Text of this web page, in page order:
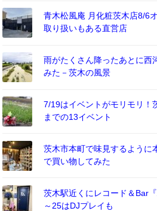
青木松風庵 月化粧茨木店8/6
取り扱いもある直営店
雨がたくさん降ったあとに西
みた－茨木の風景
7/19はイベントがモリモリ！
までの13イベント
茨木市本町で味見するように
で買い物してみた
茨木駅近くにレコード＆Bar
～25はDJプレイも